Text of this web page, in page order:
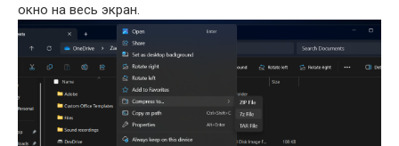
окно на весь экран.